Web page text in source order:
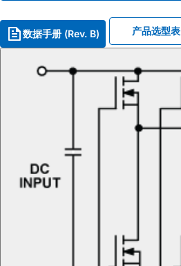
数据手册 (Rev. B) 产品选型表